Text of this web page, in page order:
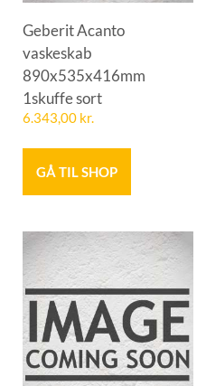
Geberit Acanto
vaskeskab
890x535x416mm
1skuffe sort
6.343,00 kr.
GÅ TIL SHOP